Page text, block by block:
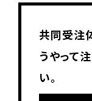
共同受注
うやって
い。